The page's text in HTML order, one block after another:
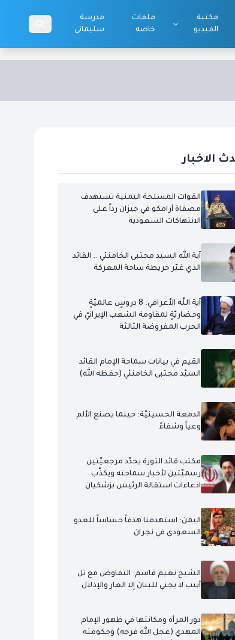
مكتبة
الفيديو
ملفات
خاصة
مدرسة
سليماني
الاخبار
القوات المسلحة اليمنية تستهدف
مصفاة أرامكو في جيزان رداً على
الانتهاكات السعودية
آية الله السيد مجتبى الخامنئي .. القائد
الذي غيّر خريطة ساحة المعركة
آية اللّه الأعرافي: 8 دروسٍ عالميّةٍ
وحضاريّةٍ لمقاومة الشعب الإيرانيّ في
الحرب المفروضة الثالثة
القيم في بيانات سماحة الإمام القائد
السيّد مجتبى الخامنئي (حفظه الله)
الدمعة الحسينيّة: حينما يصنع الألم
وعياً وشفاءً
مكتب قائد الثورة يحدّد مرجعيّتين
رسميّتين لأخبار سماحته ويكذّب
ادعاءات استقالة الرئيس بزشكيان
اليمن: استهدفنا هدفاً حساساً للعدو
السعودي في نجران
الشيخ نعيم قاسم: التفاوض مع تل
أبيب لا يجني للبنان إلا العار والإذلال
دور المرأة ومكانتها في ظهور الإمام
المهدي (عجل الله فرجه) وحكومته